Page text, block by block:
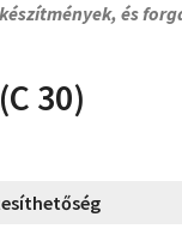
és
30)